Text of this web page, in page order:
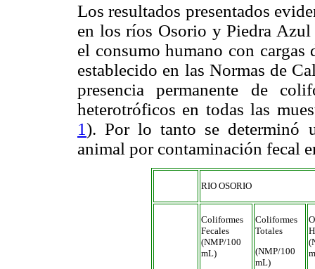
Los resultados presentados
en los ríos Osorio y Piedra Azul
el consumo humano con
establecido en las Normas de
presencia permanente de
heterotróficos en todas las
1). Por lo tanto se determinó
animal por contaminación fecal
RIO OSORIO
Coliformes
Fecales
(NMP/100
mL)
Coliformes
Totales
(NMP/100
mL)